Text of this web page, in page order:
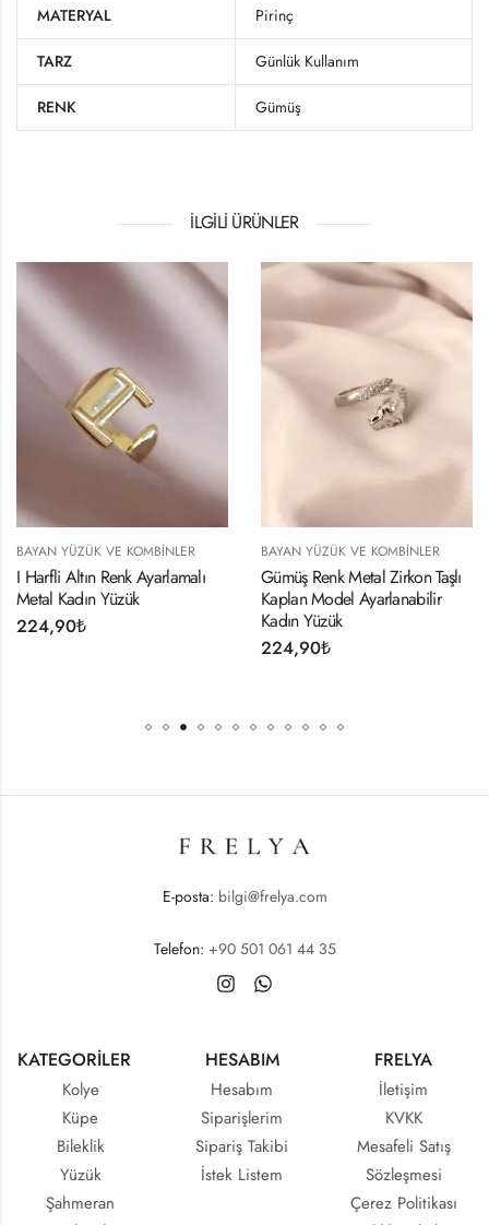
MATERYAL Pirinç
TARZ Günlük Kullanım
RENK Gümüş
İLGILI ÜRÜNLER
BAYAN YÜZÜK VE KOMBINLER
I Harfli Altın Renk Ayarlamalı
Metal Kadın Yüzük
224,90₺
BAYAN YÜZÜK VE KOMBINLER
Gümüş Renk Metal Zirkon Taşlı
Kaplan Model Ayarlanabilir
Kadın Yüzük
224,90₺
E-posta: bilgi@frelya.com
Telefon: +90 501 061 44 35
KATEGORİLER
Kolye
Küpe
Bileklik
Yüzük
Şahmeran
HESABIM
Hesabım
Siparişlerim
Sipariş Takibi
İstek Listem
FRELYA
İletişim
KVKK
Mesafeli Satış
Sözleşmesi
Çerez Politikası